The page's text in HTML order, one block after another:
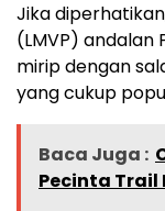
Jika
(LMVP) andalan
mirip dengan
yang cukup
Baca Juga :
Pecinta Trail